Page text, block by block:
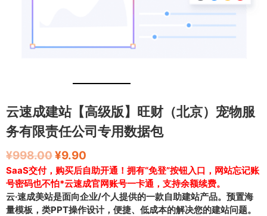
云速成建站【高级版】旺财（北京）宠物服
务有限责任公司专用数据包
¥998.00¥9.90
SaaS交付，购买后自助开通！拥有“免登”按钮入口，网站忘记账
号密码也不怕*云速成官网账号一卡通，支持余额续费。
云·速成美站是面向企业/个人提供的一款自助建站产品。预置海
量模板，类PPT操作设计，便捷、低成本的解决您的建站问题。